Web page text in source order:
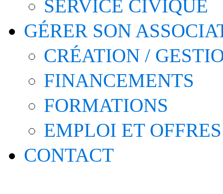
SERVICE CIVIQUE
GÉRER SON
CRÉATION /
FINANCEMENTS
FORMATIONS
EMPLOI ET
CONTACT